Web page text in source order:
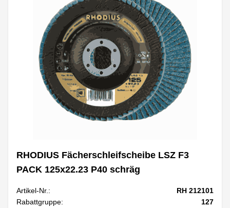
RHODIUS Fächerschleifscheibe LSZ F3
PACK 125x22.23 P40 schräg
Artikel-Nr.:
RH 212101
Rabattgruppe:
127